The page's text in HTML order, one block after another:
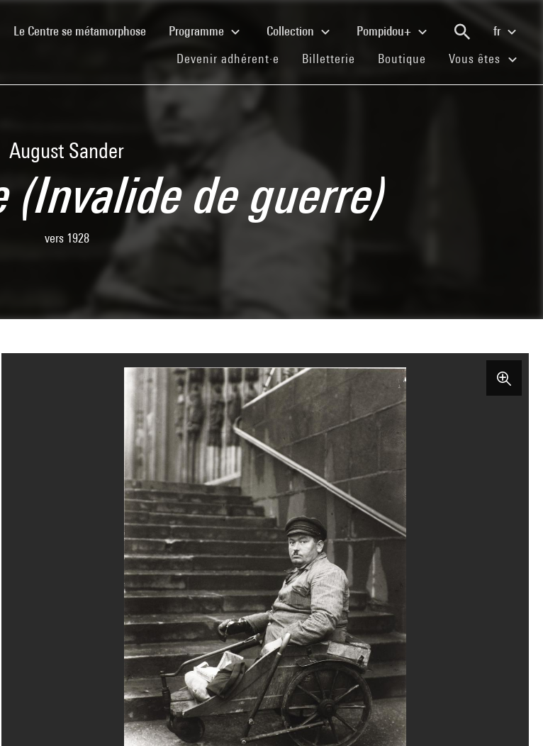
Le Centre se métamorphose(current)Programme Collection Pompidou+
fr
Devenir adhérent·e (current)
Billetterie (current)
Boutique (current)
Vous êtes
August Sander
(Invalide de guerre)
vers 1928